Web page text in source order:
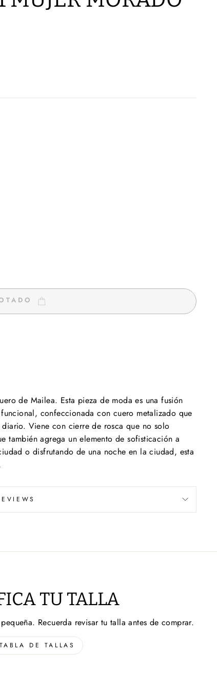
de Mailea. Esta pieza de moda es una fusión
confeccionada con cuero metalizado que
Viene con cierre de rosca que no solo
también agrega un elemento de sofisticación a
o disfrutando de una noche en la ciudad, esta
TU TALLA
Recuerda revisar tu talla antes de comprar.
TABLA DE TALLAS